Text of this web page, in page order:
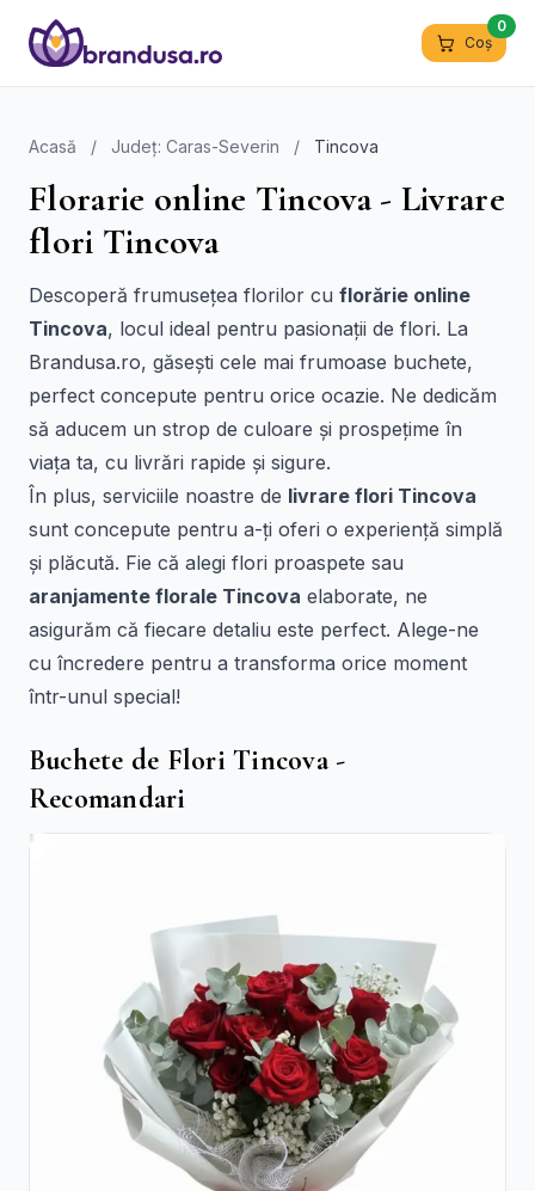
Coș
0
Acasă / Județ: Caras-Severin / Tincova
Florarie online Tincova - Livrare
flori Tincova
Descoperă frumusețea florilor cu florărie online
Tincova, locul ideal pentru pasionații de flori. La
Brandusa.ro, găsești cele mai frumoase buchete,
perfect concepute pentru orice ocazie. Ne dedicăm
să aducem un strop de culoare și prospețime în
viața ta, cu livrări rapide și sigure.
În plus, serviciile noastre de livrare flori Tincova
sunt concepute pentru a-ți oferi o experiență simplă
și plăcută. Fie că alegi flori proaspete sau
aranjamente florale Tincova elaborate, ne
asigurăm că fiecare detaliu este perfect. Alege-ne
cu încredere pentru a transforma orice moment
într-unul special!
Buchete de Flori Tincova -
Recomandari